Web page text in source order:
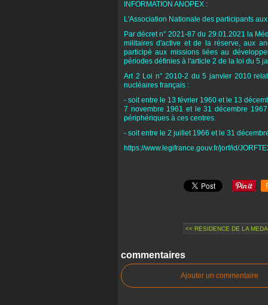
INFORMATION ANOPEX :
L'Association Nationale des participants
Par décret n° 2021-87 du 29.01.2021 la
militaires d'active et de la réserve, aux
participé aux missions liées au
périodes définies à l'article 2 de la loi du 5
Art 2 Loi n° 2010-2 du 5 janvier 2010
nucléaires français :
- soit entre le 13 février 1960 et le 13
7 novembre 1961 et le 31 décembre
périphériques à ces centres.
- soit entre le 2 juillet 1966 et le 31
https://www.legifrance.gouv.fr/jorf/id/
<< RESIDENCE DE LA
commentaires
Ajouter un commentaire